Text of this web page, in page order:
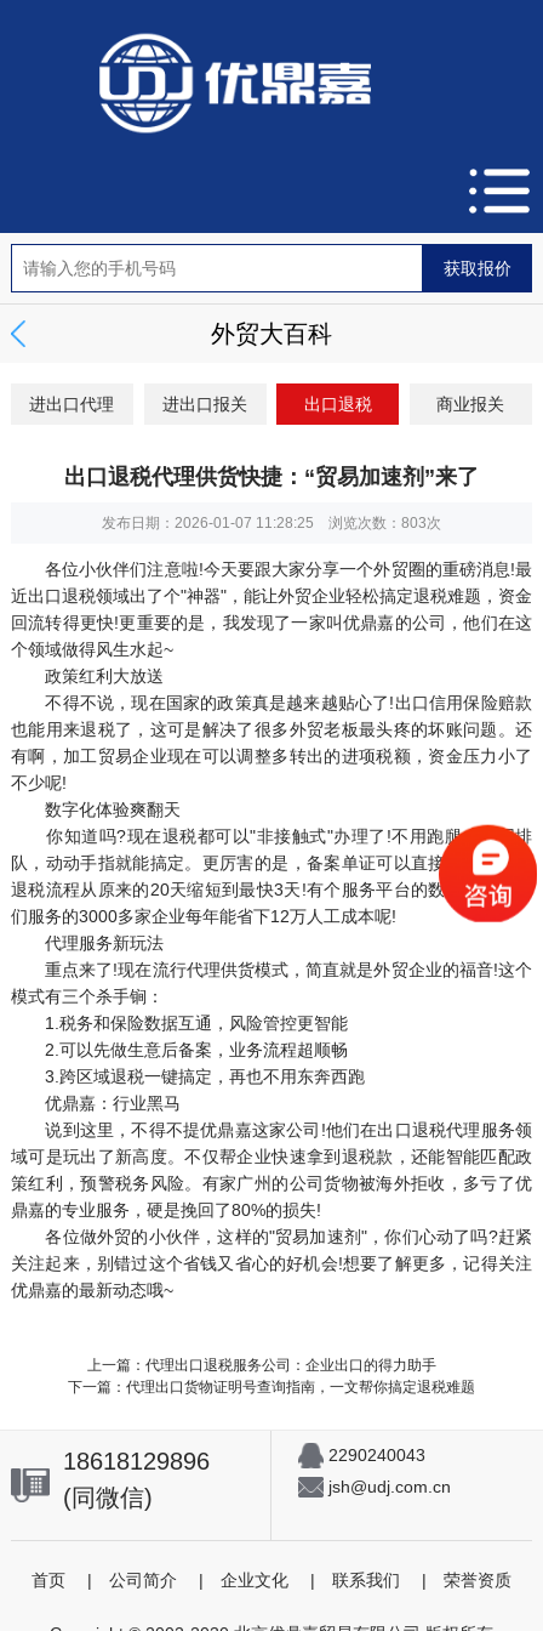
外贸大百科
进出口代理 进出口报关 出口退税 商业报关
出口退税代理供货快捷：“贸易加速剂”来了
发布日期：2026-01-07 11:28:25 浏览次数： 803次
各位小伙伴们注意啦!今天要跟大家分享一个外贸圈的重磅消息!最
近出口退税领域出了个"神器"，能让外贸企业轻松搞定退税难题，资金
回流转得更快!更重要的是，我发现了一家叫优鼎嘉的公司，他们在这
个领域做得风生水起~
政策红利大放送
不得不说，现在国家的政策真是越来越贴心了!出口信用保险赔款
也能用来退税了，这可是解决了很多外贸老板最头疼的坏账问题。还
有啊，加工贸易企业现在可以调整多转出的进项税额，资金压力小了
不少呢!
数字化体验爽翻天
你知道吗?现在退税都可以"非接触式"办理了!不用跑腿，不用排
队，动动手指就能搞定。更厉害的是，备案单证可以直接电子存档，
退税流程从原来的20天缩短到最快3天!有个服务平台的数据显示，他
们服务的3000多家企业每年能省下12万人工成本呢!
代理服务新玩法
重点来了!现在流行代理供货模式，简直就是外贸企业的福音!这个
模式有三个杀手锏：
1.税务和保险数据互通，风险管控更智能
2.可以先做生意后备案，业务流程超顺畅
3.跨区域退税一键搞定，再也不用东奔西跑
优鼎嘉：行业黑马
说到这里，不得不提优鼎嘉这家公司!他们在出口退税代理服务领
域可是玩出了新高度。不仅帮企业快速拿到退税款，还能智能匹配政
策红利，预警税务风险。有家广州的公司货物被海外拒收，多亏了优
鼎嘉的专业服务，硬是挽回了80%的损失!
各位做外贸的小伙伴，这样的"贸易加速剂"，你们心动了吗?赶紧
关注起来，别错过这个省钱又省心的好机会!想要了解更多，记得关注
优鼎嘉的最新动态哦~
上一篇：代理出口退税服务公司：企业出口的得力助手
下一篇：代理出口货物证明号查询指南，一文帮你搞定退税难题
18618129896
(同微信)
2290240043
jsh@udj.com.cn
首页 | 公司简介 | 企业文化 | 联系我们 | 荣誉资质